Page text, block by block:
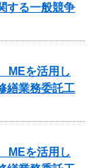
する一般競争
MEを活用し
繕業務委託工
MEを活用し